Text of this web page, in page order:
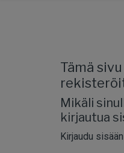
Tämä
Mikäli
kirjautua
Kirjaudu sisään